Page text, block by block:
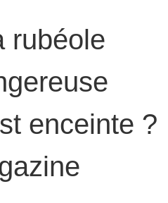
rubéole
enceinte ?